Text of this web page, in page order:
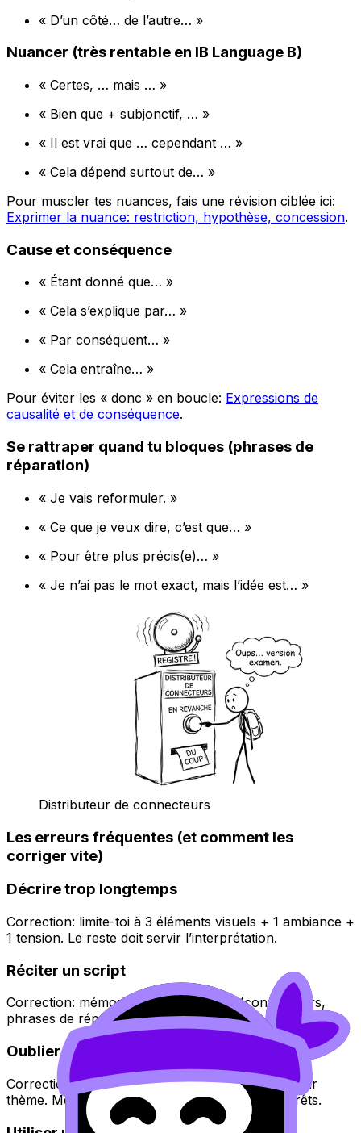
« D’un côté… de l’autre… »
Nuancer (très rentable en IB Language B)
« Certes, … mais … »
« Bien que + subjonctif, … »
« Il est vrai que … cependant … »
« Cela dépend surtout de… »
Pour muscler tes nuances, fais une révision ciblée ici:
Exprimer la nuance: restriction, hypothèse, concession.
Cause et conséquence
« Étant donné que… »
« Cela s’explique par… »
« Par conséquent… »
« Cela entraîne… »
Pour éviter les « donc » en boucle: Expressions de
causalité et de conséquence.
Se rattraper quand tu bloques (phrases de
réparation)
« Je vais reformuler. »
« Ce que je veux dire, c’est que… »
« Pour être plus précis(e)… »
« Je n’ai pas le mot exact, mais l’idée est… »
Distributeur de connecteurs
Les erreurs fréquentes (et comment les
corriger vite)
Décrire trop longtemps
Correction: limite-toi à 3 éléments visuels + 1 ambiance +
1 tension. Le reste doit servir l’interprétation.
Réciter un script
Correction: mémorise des « briques » (connecteurs,
phrases de réparation, exemples), pas un texte.
Oublier l’ancrage culturel
Correction: prépare 2 exemples francophones par
thème. Même simples. Même imparfaits. Mais prêts.